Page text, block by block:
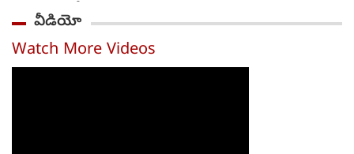
చర్యలు : హోం
మంత్రి అనిత
పోలీసులు
ధర్మేంద్ర ప్రధాన్
వీడియో
Watch More Videos